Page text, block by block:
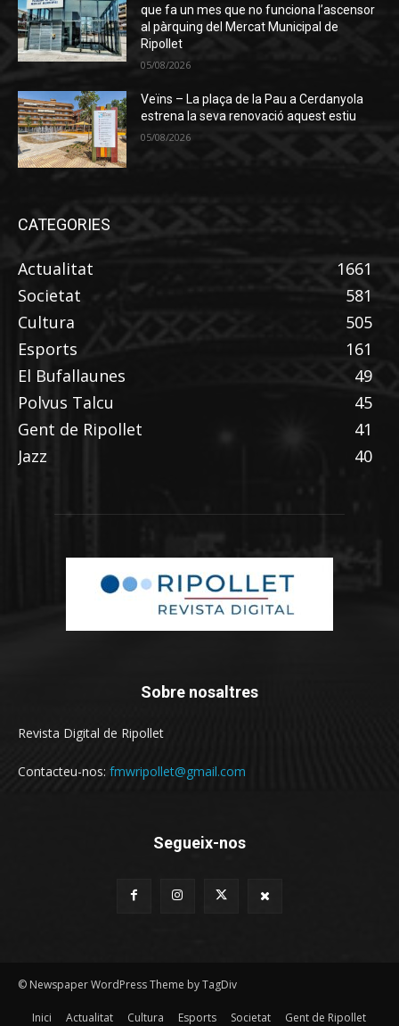
que fa un mes que no funciona l’ascensor
al pàrquing del Mercat Municipal de
Ripollet
05/08/2026
Veïns – La plaça de la Pau a Cerdanyola
estrena la seva renovació aquest estiu
05/08/2026
CATEGORIES
Actualitat
1661
Societat
581
Cultura
505
Esports
161
El Bufallaunes
49
Polvus Talcu
45
Gent de Ripollet
41
Jazz
40
Sobre nosaltres
Revista Digital de Ripollet
Contacteu-nos: fmwripollet@gmail.com
Segueix-nos
© Newspaper WordPress Theme by TagDiv
Inici Actualitat Cultura Esports Societat Gent de Ripollet